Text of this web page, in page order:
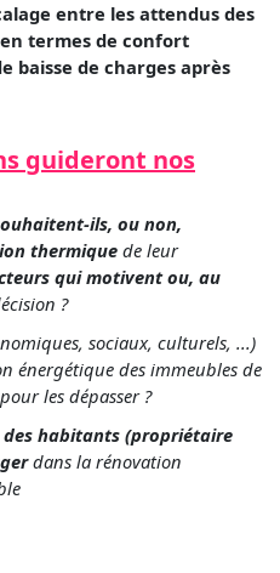
entre les attendus des
termes de confort
baisse de charges après
guideront nos
ils, ou non,
thermique de leur
qui motivent ou, au
?
sociaux, culturels, ...)
énergétique des immeubles de
pour les dépasser ?
des habitants (propriétaire
dans la rénovation